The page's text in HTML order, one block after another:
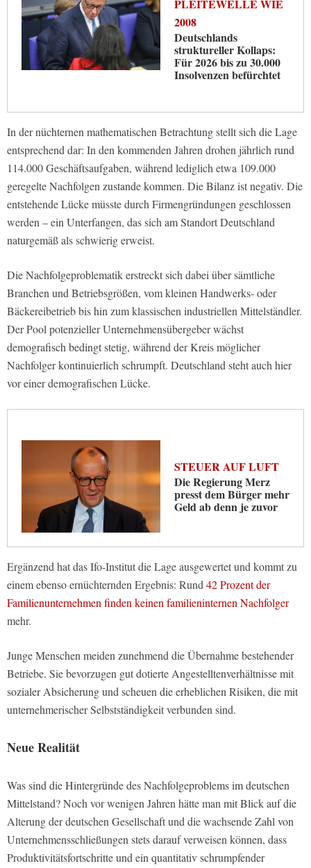
PLEITEWELLE WIE
2008
Deutschlands
struktureller Kollaps:
Für 2026 bis zu 30.000
Insolvenzen befürchtet
In der nüchternen mathematischen Betrachtung stellt sich die Lage
entsprechend dar: In den kommenden Jahren drohen jährlich rund
114.000 Geschäftsaufgaben, während lediglich etwa 109.000
geregelte Nachfolgen zustande kommen. Die Bilanz ist negativ. Die
entstehende Lücke müsste durch Firmengründungen geschlossen
werden – ein Unterfangen, das sich am Standort Deutschland
naturgemäß als schwierig erweist.
Die Nachfolgeproblematik erstreckt sich dabei über sämtliche
Branchen und Betriebsgrößen, vom kleinen Handwerks- oder
Bäckereibetrieb bis hin zum klassischen industriellen Mittelständler.
Der Pool potenzieller Unternehmensübergeber wächst
demografisch bedingt stetig, während der Kreis möglicher
Nachfolger kontinuierlich schrumpft. Deutschland steht auch hier
vor einer demografischen Lücke.
STEUER AUF LUFT
Die Regierung Merz
presst dem Bürger mehr
Geld ab denn je zuvor
Ergänzend hat das Ifo-Institut die Lage ausgewertet und kommt zu
einem ebenso ernüchternden Ergebnis: Rund42 Prozent der
Familienunternehmen finden keinen familieninternen Nachfolger
mehr.
Junge Menschen meiden zunehmend die Übernahme bestehender
Betriebe. Sie bevorzugen gut dotierte Angestelltenverhältnisse mit
sozialer Absicherung und scheuen die erheblichen Risiken, die mit
unternehmerischer Selbstständigkeit verbunden sind.
Neue Realität
Was sind die Hintergründe des Nachfolgeproblems im deutschen
Mittelstand? Noch vor wenigen Jahren hätte man mit Blick auf die
Alterung der deutschen Gesellschaft und die wachsende Zahl von
Unternehmensschließungen stets darauf verweisen können, dass
Produktivitätsfortschritte und ein quantitativ schrumpfender